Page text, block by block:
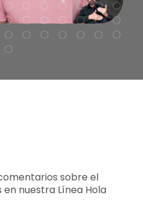
sobre el
nuestra Línea Hola